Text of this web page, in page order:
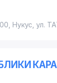
Нукус,ул.